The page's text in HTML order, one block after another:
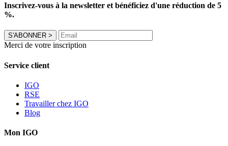
Inscrivez-vous à la newsletter et bénéficiez d'une réduction de 5
%.
S'ABONNER >
Merci de votre inscription
Service client
IGO
RSE
Travailler chez IGO
Blog
Mon IGO